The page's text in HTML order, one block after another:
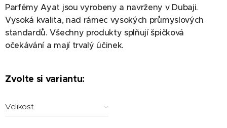
Parfémy Ayat jsou vyrobeny a navrženy v Dubaji.
Vysoká kvalita, nad rámec vysokých průmyslových
standardů. Všechny produkty splňují špičková
očekávání a mají trvalý účinek.
Zvolte si variantu:
Velikost